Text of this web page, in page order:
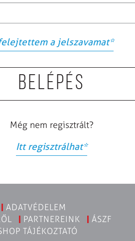
a jelszavamat*
Belépés
Még nem regisztrált?
Itt regisztrálhat*
ADATVÉDELEM
PARTNEREINK
ÁSZF
TÁJÉKOZTATÓ